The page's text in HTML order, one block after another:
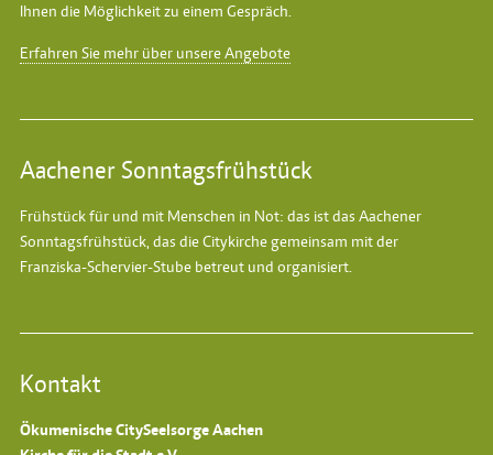
Ihnen die Möglichkeit zu einem Gespräch.
Erfahren Sie mehr über unsere Angebote
Aachener Sonntagsfrühstück
Frühstück für und mit Menschen in Not: das ist das Aachener
Sonntagsfrühstück, das die Citykirche gemeinsam mit der
Franziska-Schervier-Stube betreut und organisiert.
Kontakt
Ökumenische CitySeelsorge Aachen